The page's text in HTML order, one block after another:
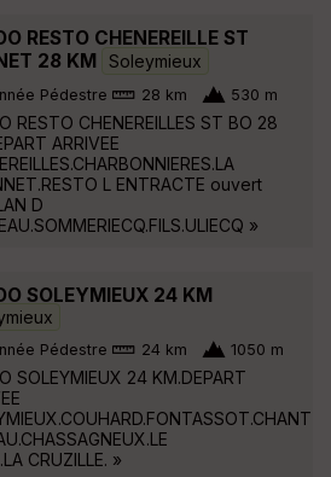
RESTO CHENEREILLE ST
28 KM
Soleymieux
Pédestre 28 km 530 m
RESTO CHENEREILLES ST BO 28
ARRIVEE
L ENTRACTE ouvert
D
»
SOLEYMIEUX 24 KM
Pédestre 24 km 1050 m
SOLEYMIEUX 24 KM.DEPART
CRUZILLE. »